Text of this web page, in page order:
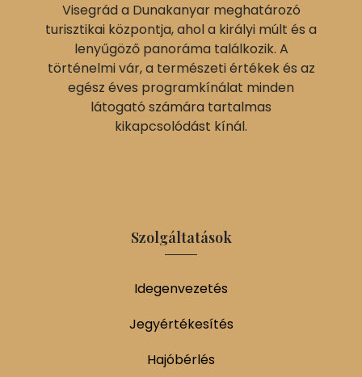
Visegrád a Dunakanyar meghatározó
turisztikai központja, ahol a királyi múlt és a
lenyűgöző panoráma találkozik. A
történelmi vár, a természeti értékek és az
egész éves programkínálat minden
látogató számára tartalmas
kikapcsolódást kínál.
Szolgáltatások
Idegenvezetés
Jegyértékesítés
Hajóbérlés